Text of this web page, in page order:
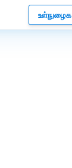
உள்நுழைக